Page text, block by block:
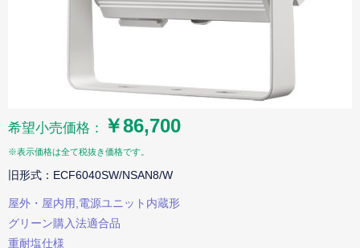
希望小売価格： ￥86,700
※表示価格は全て税抜き価格です。
旧形式：ECF6040SW/NSAN8/W
屋外・屋内用,電源ユニット内蔵形
グリーン購入法適合品
重耐塩仕様